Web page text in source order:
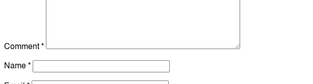
Comment*
Name*